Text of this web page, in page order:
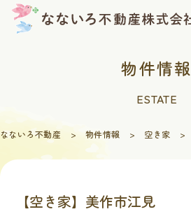
Skip
content
物件情報
ESTATE
なないろ不動産 > 物件情報 > 空き家 >
【空き家】美作市江見